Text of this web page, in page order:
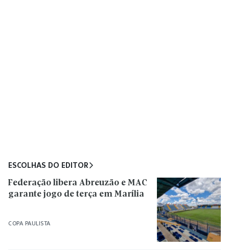
ESCOLHAS DO EDITOR
COPA PAULISTA
Federação libera Abreuzão e MAC
garante jogo de terça em Marília